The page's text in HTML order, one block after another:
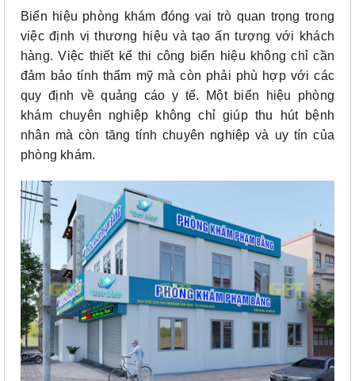
Biển hiệu phòng khám đóng vai trò quan trọng trong
việc định vị thương hiệu và tạo ấn tượng với khách
hàng. Việc thiết kế thi công biển hiệu không chỉ cần
đảm bảo tính thẩm mỹ mà còn phải phù hợp với các
quy định về quảng cáo y tế. Một biển hiệu phòng
khám chuyên nghiệp không chỉ giúp thu hút bệnh
nhân mà còn tăng tính chuyên nghiệp và uy tín của
phòng khám.